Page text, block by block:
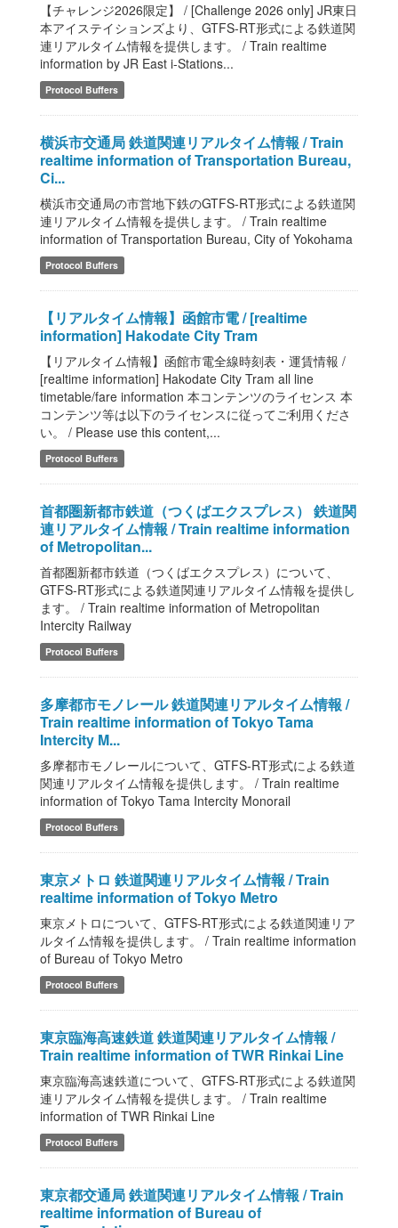
【チャレンジ2026限定】 / [Challenge 2026 only] JR東日
本アイステイションズより、GTFS-RT形式による鉄道関
連リアルタイム情報を提供します。 / Train realtime
information by JR East i-Stations...
Protocol Buffers
横浜市交通局 鉄道関連リアルタイム情報 / Train
realtime information of Transportation Bureau,
Ci...
横浜市交通局の市営地下鉄のGTFS-RT形式による鉄道関
連リアルタイム情報を提供します。 / Train realtime
information of Transportation Bureau, City of Yokohama
Protocol Buffers
【リアルタイム情報】函館市電 / [realtime
information] Hakodate City Tram
【リアルタイム情報】函館市電全線時刻表・運賃情報 /
[realtime information] Hakodate City Tram all line
timetable/fare information 本コンテンツのライセンス 本
コンテンツ等は以下のライセンスに従ってご利用くださ
い。 / Please use this content,...
Protocol Buffers
首都圏新都市鉄道（つくばエクスプレス） 鉄道関
連リアルタイム情報 / Train realtime information
of Metropolitan...
首都圏新都市鉄道（つくばエクスプレス）について、
GTFS-RT形式による鉄道関連リアルタイム情報を提供し
ます。 / Train realtime information of Metropolitan
Intercity Railway
Protocol Buffers
多摩都市モノレール 鉄道関連リアルタイム情報 /
Train realtime information of Tokyo Tama
Intercity M...
多摩都市モノレールについて、GTFS-RT形式による鉄道
関連リアルタイム情報を提供します。 / Train realtime
information of Tokyo Tama Intercity Monorail
Protocol Buffers
東京メトロ 鉄道関連リアルタイム情報 / Train
realtime information of Tokyo Metro
東京メトロについて、GTFS-RT形式による鉄道関連リア
ルタイム情報を提供します。 / Train realtime information
of Bureau of Tokyo Metro
Protocol Buffers
東京臨海高速鉄道 鉄道関連リアルタイム情報 /
Train realtime information of TWR Rinkai Line
東京臨海高速鉄道について、GTFS-RT形式による鉄道関
連リアルタイム情報を提供します。 / Train realtime
information of TWR Rinkai Line
Protocol Buffers
東京都交通局 鉄道関連リアルタイム情報 / Train
realtime information of Bureau of